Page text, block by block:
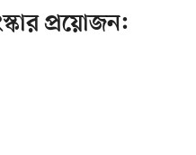
প্রয়োজন: